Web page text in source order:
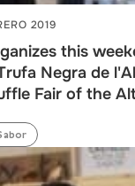
2019
this
Negra de
Fair of the